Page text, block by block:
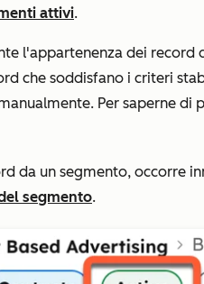
attivi.
l'appartenenza dei record
che soddisfano i criteri
Per saperne di
da un segmento, occorre
segmento.